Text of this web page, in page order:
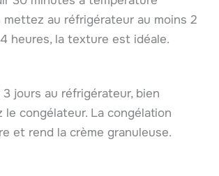
mettez au réfrigérateur au moins 2
heures, la texture est idéale.
jours au réfrigérateur, bien
le congélateur. La congélation
et rend la crème granuleuse.